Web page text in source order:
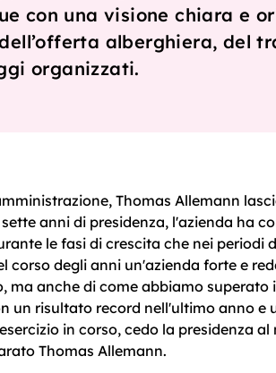
con una visione chiara e
alberghiera, del
organizzati.
Thomas Allemann
anni di presidenza, l'azienda ha
le fasi di crescita che nei periodi
corso degli anni un'azienda forte e
anche di come abbiamo superato
un risultato record nell'ultimo anno e
in corso, cedo la presidenza al
Thomas Allemann.